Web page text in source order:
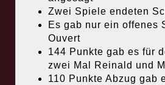
Zwei Spiele endeten
Es gab nur ein offenes
Ouvert
144 Punkte gab es für
zwei Mal Reinald und
110 Punkte Abzug gab